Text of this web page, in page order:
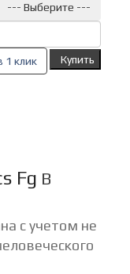
--- Выберите ---
1 клик
Купить
Fg В
с учетом не